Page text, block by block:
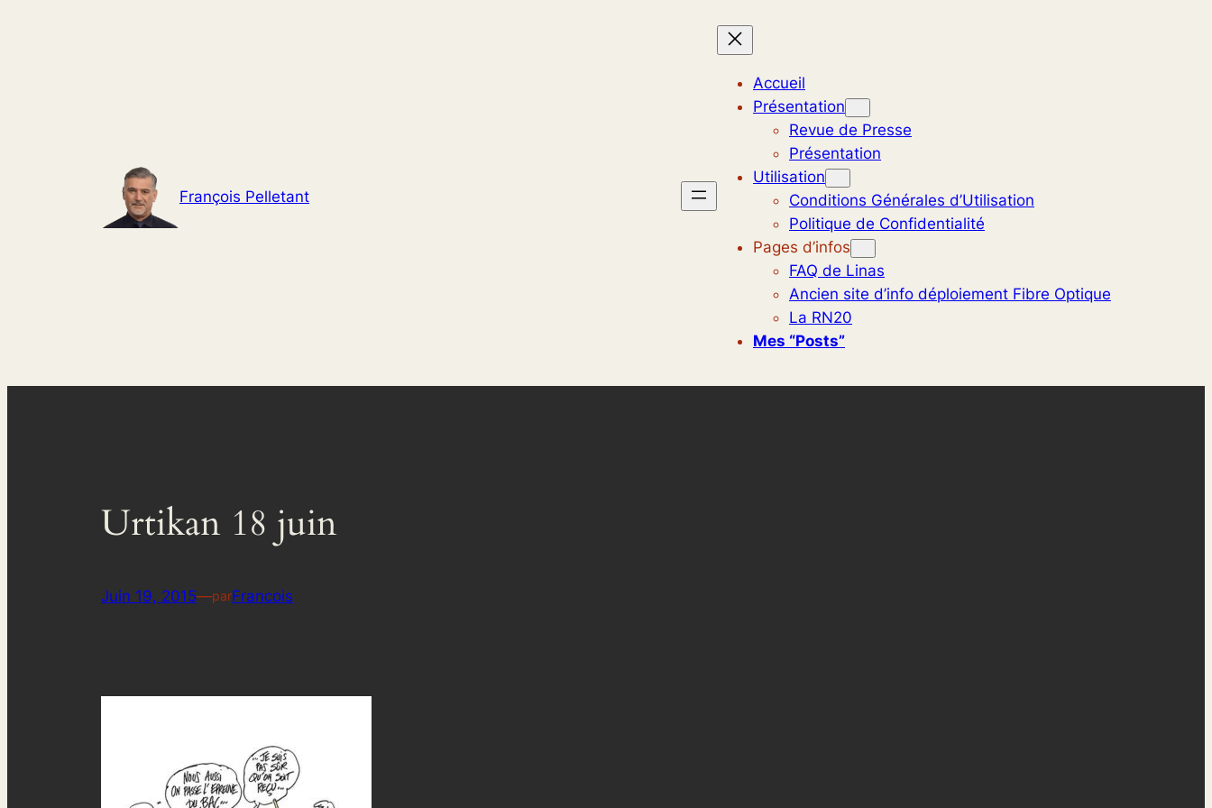
François Pelletant
Accueil
Présentation
Revue de Presse
Présentation
Utilisation
Conditions Générales d’Utilisation
Politique de Confidentialité
Pages d’infos
FAQ de Linas
Ancien site d’info déploiement Fibre Optique
La RN20
Mes “posts”
Urtikan 18 juin
Juin 19, 2015—parFrancois